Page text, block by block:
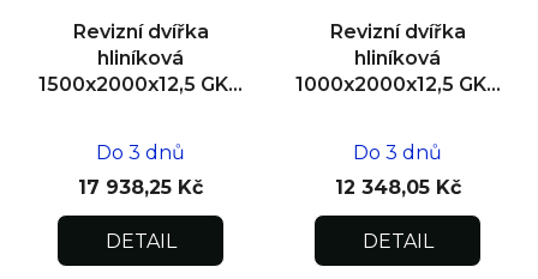
Revizní dvířka
hliníková
1500x2000x12,5 GKB
Do 3 dnů
17 938,25 Kč
DETAIL
Revizní dvířka
hliníková
1000x2000x12,5 GKB
Do 3 dnů
12 348,05 Kč
DETAIL